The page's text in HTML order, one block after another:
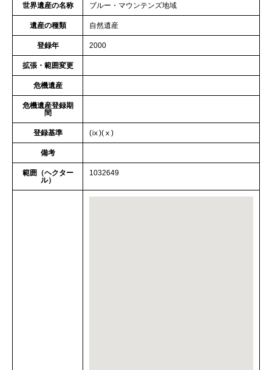
世界遺産の名称 ブルー・マウンテンズ地域
遺産の種類 自然遺産
登録年 2000
拡張・範囲変更
危機遺産
危機遺産登録期
間
登録基準 (ⅸ)(ⅹ)
備考
範囲（ヘクター
ル）
1032649